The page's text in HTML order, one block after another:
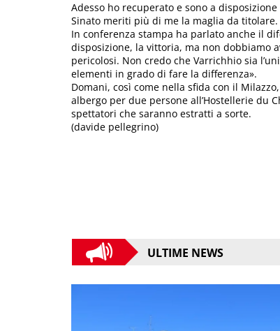
Adesso ho recuperato e sono a
Sinato meriti più di me la maglia da
In conferenza stampa ha parlato anche il
disposizione, la vittoria, ma non dobbiamo
pericolosi. Non credo che Varrichhio sia
elementi in grado di fare la differenza».
Domani, così come nella sfida con il
albergo per due persone all’Hostellerie du
spettatori che saranno estratti a sorte.
(davide pellegrino)
ULTIME NEWS